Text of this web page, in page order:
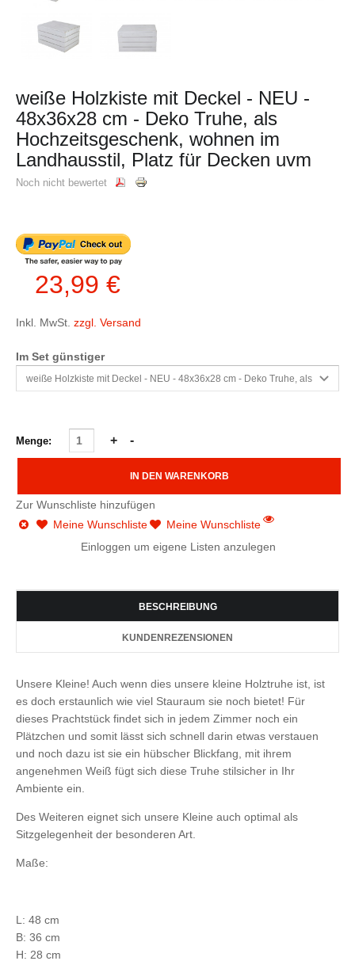
weiße Holzkiste mit Deckel - NEU -
48x36x28 cm - Deko Truhe, als
Hochzeitsgeschenk, wohnen im
Landhausstil, Platz für Decken uvm
Noch nicht bewertet
23,99 €
Inkl. MwSt. zzgl. Versand
Im Set günstiger
Menge:
Zur Wunschliste hinzufügen
Meine Wunschliste
Meine Wunschliste
Einloggen um eigene Listen anzulegen
BESCHREIBUNG
KUNDENREZENSIONEN
Unsere Kleine! Auch wenn dies unsere kleine Holztruhe ist, ist
es doch erstaunlich wie viel Stauraum sie noch bietet! Für
dieses Prachtstück findet sich in jedem Zimmer noch ein
Plätzchen und somit lässt sich schnell darin etwas verstauen
und noch dazu ist sie ein hübscher Blickfang, mit ihrem
angenehmen Weiß fügt sich diese Truhe stilsicher in Ihr
Ambiente ein.
Des Weiteren eignet sich unsere Kleine auch optimal als
Sitzgelegenheit der besonderen Art.
Maße:
L: 48 cm
B: 36 cm
H: 28 cm